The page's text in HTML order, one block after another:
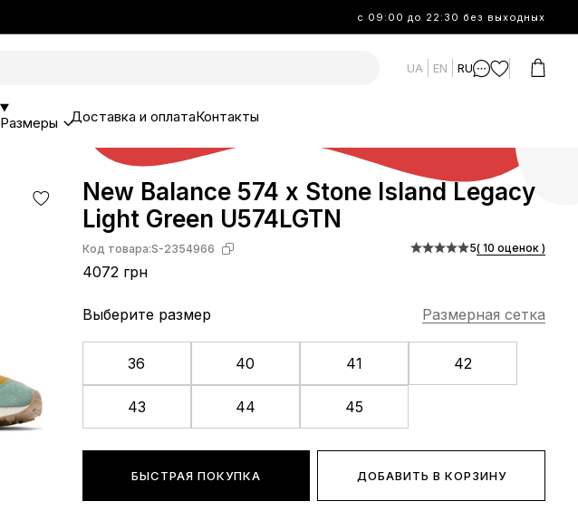
с 09:00 до 22:30 без выходных
UA EN RU
Размеры Доставка и оплатаКонтакты
New Balance 574 x Stone Island Legacy
Light Green U574LGTN
Код товара:S-2354966
4072 грн
5( 10 оценок )
Выберите размер Размерная сетка
36 40 41 42
43 44 45
БЫСТРАЯ ПОКУПКА ДОБАВИТЬ В КОРЗИНУ